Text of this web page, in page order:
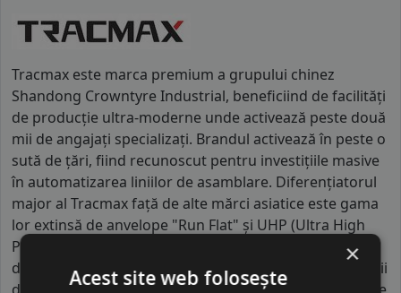
Tracmax este marca premium a grupului chinez
Shandong Crowntyre Industrial, beneficiind de facilități
de producție ultra-moderne unde activează peste două
mii de angajați specializați. Brandul activează în peste o
sută de țări, fiind recunoscut pentru investițiile masive
în automatizarea liniilor de asamblare. Diferențiatorul
major al Tracmax față de alte mărci asiatice este gama
lor extinsă de anvelope "Run Flat" și UHP (Ultra High
Performance) la prețuri extrem de accesibile. Spre
deosebire de competitori, Tracmax utilizează tehnologii
de simulare digitală pentru a optimiza profilul benzii de
×
Acest site web folosește